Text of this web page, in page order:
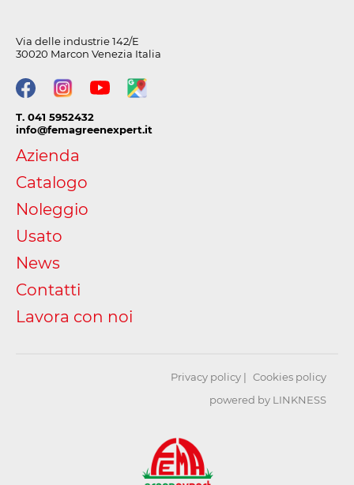
Via delle industrie 142/E
30020 Marcon Venezia Italia
T. 041 5952432
info@femagreenexpert.it
Azienda
Catalogo
Noleggio
Usato
News
Contatti
Lavora con noi
Privacy policy
Cookies policy
powered by LINKNESS